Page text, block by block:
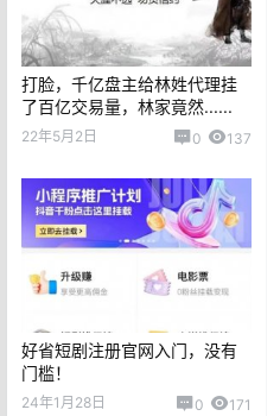
打脸，千亿盘主给林姓代理挂
了百亿交易量，林家竟然......
22年5月2日 0 137
好省短剧注册官网入门，没有
门槛！
24年1月28日 0 171